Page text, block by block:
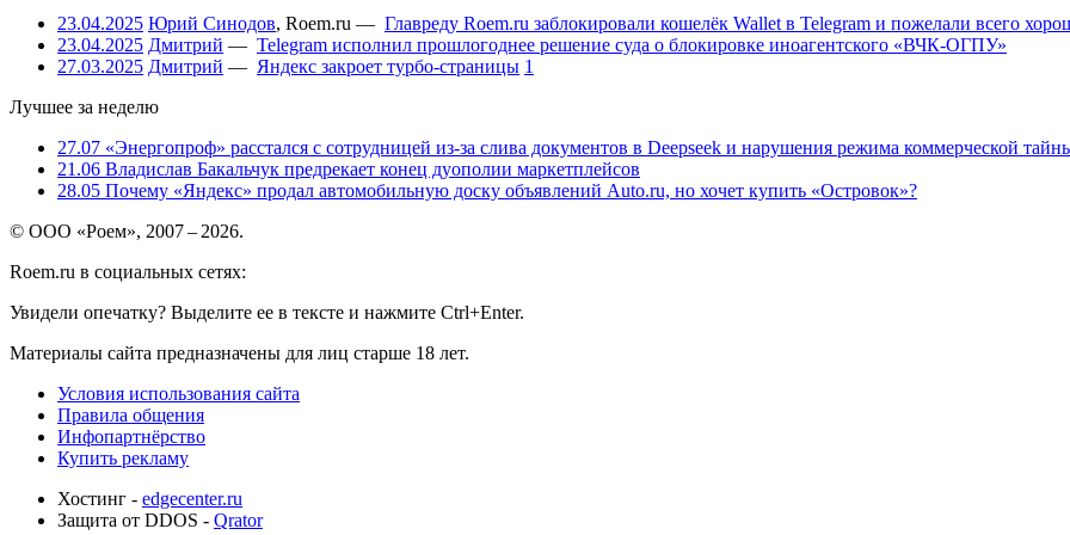
23.04.2025 Юрий Синодов, Roem.ru — Главреду Roem.ru заблокировали кошелёк Wallet в Telegram и пожелали всего
23.04.2025 Дмитрий — Telegram исполнил прошлогоднее решение суда о блокировке иноагентского «ВЧК-ОГПУ»
27.03.2025 Дмитрий — Яндекс закроет турбо-страницы 1
Лучшее за неделю
27.07 «Энергопроф» расстался с сотрудницей из-за слива документов в Deepseek и нарушения режима коммерческой
21.06 Владислав Бакальчук предрекает конец дуополии маркетплейсов
28.05 Почему «Яндекс» продал автомобильную доску объявлений Auto.ru, но хочет купить «Островок»?
© ООО «Роем», 2007 – 2026.
Roem.ru в социальных сетях:
Увидели опечатку? Выделите ее в тексте и нажмите Ctrl+Enter.
Материалы сайта предназначены для лиц старше 18 лет.
Условия использования сайта
Правила общения
Инфопартнёрство
Купить рекламу
Хостинг - edgecenter.ru
Защита от DDOS - Qrator